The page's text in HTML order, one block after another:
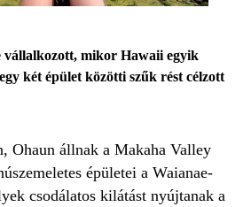
vállalkozott, mikor Hawaii egyik
két épület közötti szűk rést célzott
Ohaun állnak a Makaha Valley
épületei a Waianae-
csodálatos kilátást nyújtanak a